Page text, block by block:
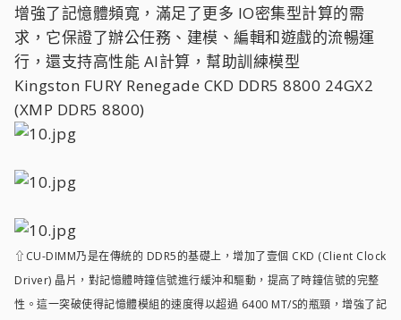
增強了記憶體頻寬，滿足了更多 IO密集型計算的需
求，它保證了辦公任務、建模、編輯和遊戲的流暢運
行，還支持高性能 AI計算，幫助訓練模型
Kingston FURY Renegade CKD DDR5 8800 24GX2
(XMP DDR5 8800)
⇧CU-DIMM乃是在傳統的 DDR5的基礎上，增加了壹個 CKD (Client Clock
Driver) 晶片，對記憶體時鐘信號進行緩沖和驅動，提高了時鐘信號的完整
性。這一突破使得記憶體模組的速度得以超過 6400 MT/S的瓶頸，增強了記